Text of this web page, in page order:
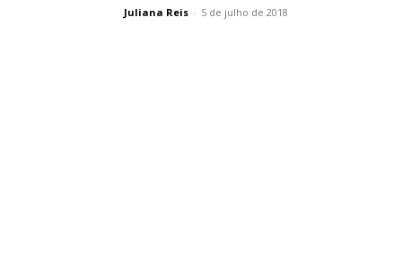
Juliana Reis - 5 de julho de 2018